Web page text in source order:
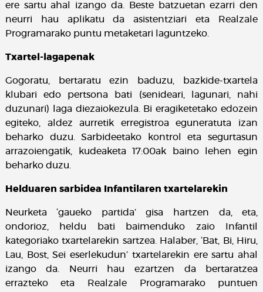
ere sartu ahal izango da. Beste batzuetan ezarri den
neurri hau aplikatu da asistentziari eta Realzale
Programarako puntu metaketari laguntzeko.
Txartel-lagapenak
Gogoratu, bertaratu ezin baduzu, bazkide-txartela
klubari edo pertsona bati (senideari, lagunari, nahi
duzunari) laga diezaiokezula. Bi eragiketetako edozein
egiteko, aldez aurretik erregistroa eguneratuta izan
beharko duzu. Sarbideetako kontrol eta segurtasun
arrazoiengatik, kudeaketa 17:00ak baino lehen egin
beharko duzu.
Helduaren sarbidea Infantilaren txartelarekin
Neurketa ‘gaueko partida’ gisa hartzen da, eta,
ondorioz, heldu bati baimenduko zaio Infantil
kategoriako txartelarekin sartzea. Halaber, ‘Bat, Bi, Hiru,
Lau, Bost, Sei eserlekudun’ txartelarekin ere sartu ahal
izango da. Neurri hau ezartzen da bertaratzea
errazteko eta Realzale Programarako puntuen